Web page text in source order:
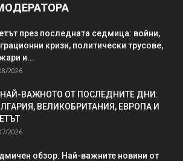
през последната седмица: войни,
кризи, политически трусове,
и...
2026
НАЙ-ВАЖНОТО ОТ ПОСЛЕДНИТЕ ДНИ:
ВЕЛИКОБРИТАНИЯ, ЕВРОПА И
2026
обзор: Най-важните новини от